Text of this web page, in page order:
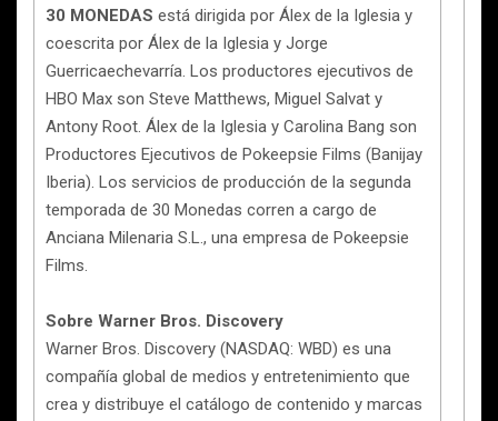
30 MONEDAS está dirigida por Álex de la Iglesia y
coescrita por Álex de la Iglesia y Jorge
Guerricaechevarría. Los productores ejecutivos de
HBO Max son Steve Matthews, Miguel Salvat y
Antony Root. Álex de la Iglesia y Carolina Bang son
Productores Ejecutivos de Pokeepsie Films (Banijay
Iberia). Los servicios de producción de la segunda
temporada de 30 Monedas corren a cargo de
Anciana Milenaria S.L., una empresa de Pokeepsie
Films.
Sobre Warner Bros. Discovery
Warner Bros. Discovery (NASDAQ: WBD) es una
compañía global de medios y entretenimiento que
crea y distribuye el catálogo de contenido y marcas